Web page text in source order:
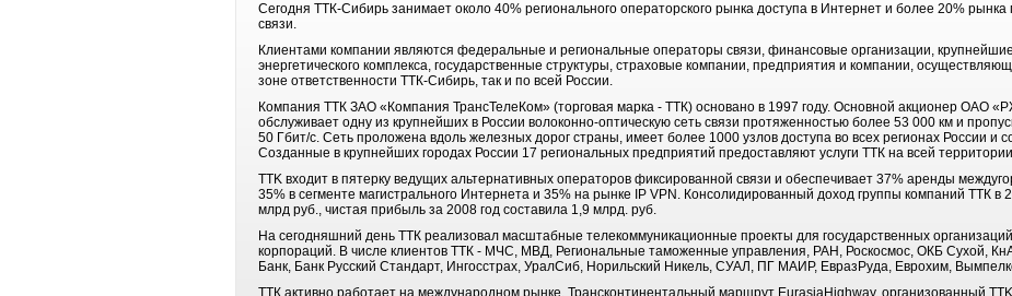
Сегодня ТТК-Сибирь занимает около 40% регионального операторского рынка доступа в Интернет и более 20% рынка
связи.
Клиентами компании являются федеральные и региональные операторы связи, финансовые организации,
энергетического комплекса, государственные структуры, страховые компании, предприятия и компании,
зоне ответственности ТТК-Сибирь, так и по всей России.
Компания ТТК ЗАО «Компания ТрансТелеКом» (торговая марка - ТТК) основано в 1997 году. Основной акционер ОАО
обслуживает одну из крупнейших в России волоконно-оптическую сеть связи протяженностью более 53 000 км и
50 Гбит/с. Сеть проложена вдоль железных дорог страны, имеет более 1000 узлов доступа во всех регионах России и
Созданные в крупнейших городах России 17 региональных предприятий предоставляют услуги ТТК на всей
TTK входит в пятерку ведущих альтернативных операторов фиксированной связи и обеспечивает 37% аренды
35% в сегменте магистрального Интернета и 35% на рынке IP VPN. Консолидированный доход группы компаний ТТК в
млрд руб., чистая прибыль за 2008 год составила 1,9 млрд. руб.
На сегодняшний день ТТК реализовал масштабные телекоммуникационные проекты для государственных
корпораций. В числе клиентов ТТК - МЧС, МВД, Региональные таможенные управления, РАН, Роскосмос, ОКБ Сухой,
Банк, Банк Русский Стандарт, Ингосстрах, УралСиб, Норильский Никель, СУАЛ, ПГ МАИР, ЕвразРуда, Еврохим,
ТТК активно работает на международном рынке. Трансконтинентальный маршрут EurasiaHighway, организованный